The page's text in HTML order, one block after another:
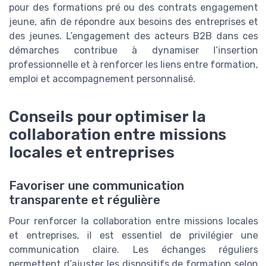
pour des formations pré ou des contrats engagement
jeune, afin de répondre aux besoins des entreprises et
des jeunes. L’engagement des acteurs B2B dans ces
démarches contribue à dynamiser l’insertion
professionnelle et à renforcer les liens entre formation,
emploi et accompagnement personnalisé.
Conseils pour optimiser la
collaboration entre missions
locales et entreprises
Favoriser une communication
transparente et régulière
Pour renforcer la collaboration entre missions locales
et entreprises, il est essentiel de privilégier une
communication claire. Les échanges réguliers